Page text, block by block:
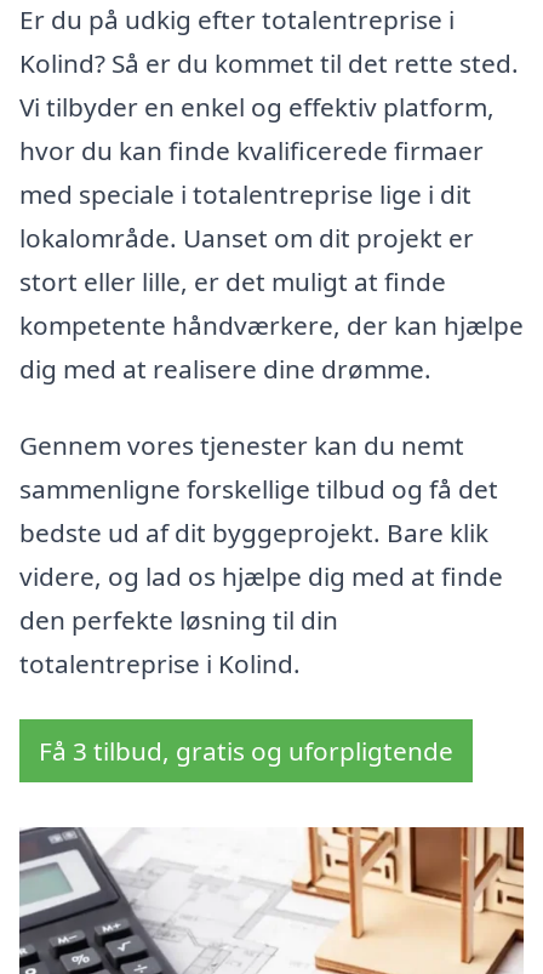
Er du på udkig efter totalentreprise i
Kolind? Så er du kommet til det rette sted.
Vi tilbyder en enkel og effektiv platform,
hvor du kan finde kvalificerede firmaer
med speciale i totalentreprise lige i dit
lokalområde. Uanset om dit projekt er
stort eller lille, er det muligt at finde
kompetente håndværkere, der kan hjælpe
dig med at realisere dine drømme.
Gennem vores tjenester kan du nemt
sammenligne forskellige tilbud og få det
bedste ud af dit byggeprojekt. Bare klik
videre, og lad os hjælpe dig med at finde
den perfekte løsning til din
totalentreprise i Kolind.
Få 3 tilbud, gratis og uforpligtende